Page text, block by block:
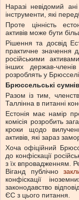
Наразі невідомий
інструменти, які
Проте цінність
активів може бути
Рішення та досвід
практичне значення
російськими
інших держав-
розроблять у
Брюссельські
Разом із тим,
Таллінна в питанні
Естонія має намір
комісія розробить
кроки щодо
активів, які зараз
Хоча офіційний
до конфіскації
з їх впровадженням.
Віганд публічно
конфіскації
законодавство
ЄС з цього питання.